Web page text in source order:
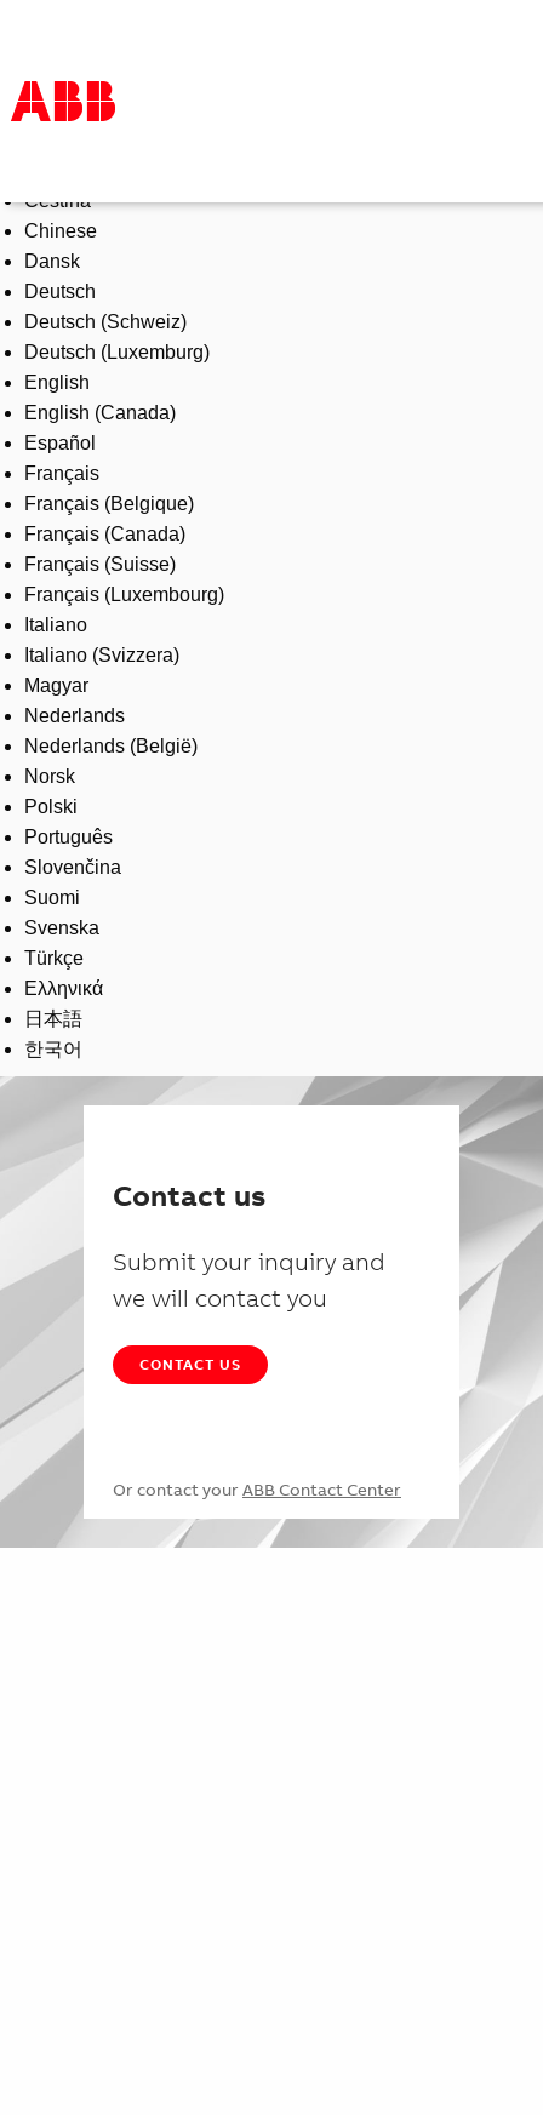
Products & Solutions
Industries
Services
About us
Where to buy
Contact us
Careers
Čeština
Chinese
Dansk
Deutsch
Deutsch (Schweiz)
Deutsch (Luxemburg)
English
English (Canada)
Español
Français
Français (Belgique)
Français (Canada)
Français (Suisse)
Français (Luxembourg)
Italiano
Italiano (Svizzera)
Magyar
Nederlands
Nederlands (België)
Norsk
Polski
Português
Slovenčina
Suomi
Svenska
Türkçe
Ελληνικά
日本語
한국어
Contact us
Submit your inquiry and
we will contact you
CONTACT US
Or contact your ABB Contact Center